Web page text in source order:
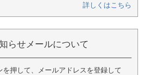
詳しくはこちら
らせメールについて
を押して、メールアドレスを登録して